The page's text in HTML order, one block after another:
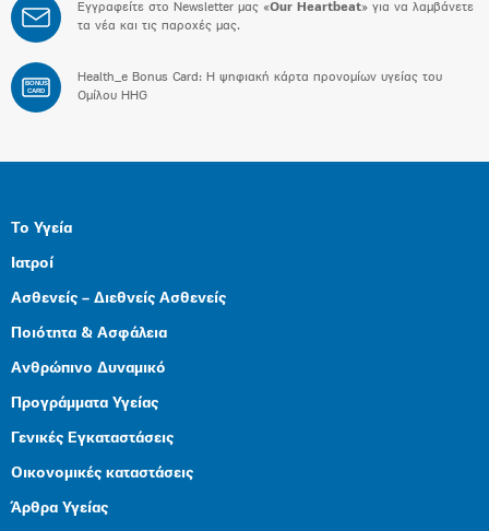
Εγγραφείτε στο Newsletter μας «Our Heartbeat» για να λαμβάνετε
τα νέα και τις παροχές μας.
BONUS
CARD
Health_e Bonus Card: H ψηφιακή κάρτα προνομίων υγείας του
Ομίλου HHG
Το Υγεία
Ιατροί
Ασθενείς – Διεθνείς Ασθενείς
Ποιότητα & Ασφάλεια
Ανθρώπινο Δυναμικό
Προγράμματα Υγείας
Γενικές Εγκαταστάσεις
Οικονομικές καταστάσεις
Άρθρα Υγείας